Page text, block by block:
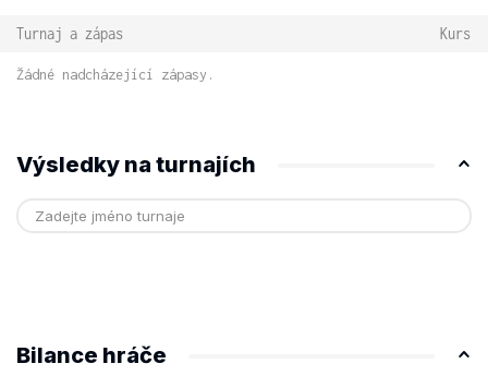
Turnaj a zápas Kurs
Žádné nadcházející zápasy.
Výsledky na turnajích
Bilance hráče